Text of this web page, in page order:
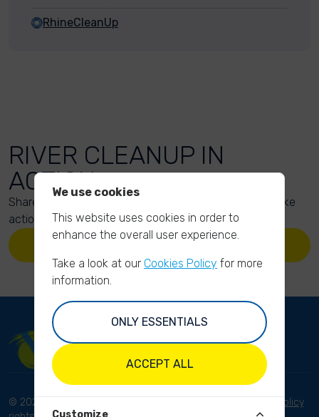
RhineCleanUp
RIVER CLEANUP IN
ACTION
Share your action photos here and inspire others to take
action too!
UPLOAD YOUR PHOTOS
© 2023 River Cleanup. All
Privacy Policy
We use cookies
This website uses cookies in order to
enhance the overall user experience.
Take a look at our Cookies Policy for more
information.
ONLY ESSENTIALS
ACCEPT ALL